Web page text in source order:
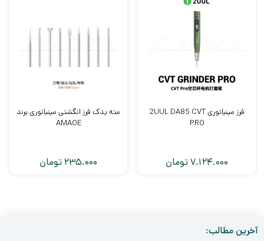
فرز مینیاتوری 2UUL DA85 CVT
PRO
7.124.000تومان
مته یدک فرز انگشتی مینیاتوری برند
AMAOE
235.000 تومان
آخرین مطالب: